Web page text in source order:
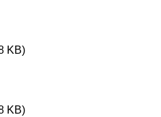
KB)
KB)